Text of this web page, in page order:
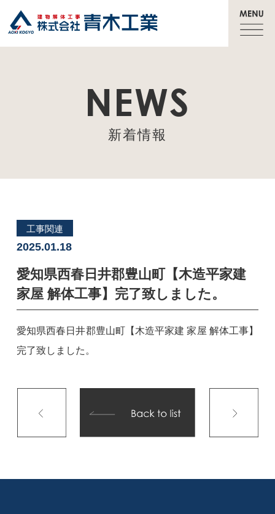
NEWS
新着情報
工事関連
2025.01.18
愛知県西春日井郡豊山町【木造平家建
家屋 解体工事】完了致しました。
愛知県西春日井郡豊山町【木造平家建 家屋 解体工事】
完了致しました。